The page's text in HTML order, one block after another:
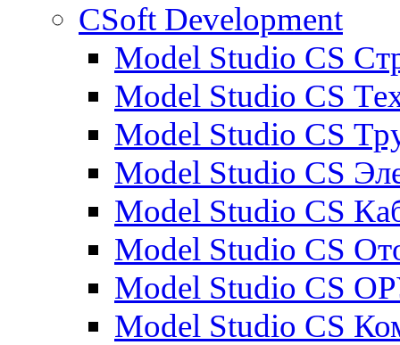
CSoft Development
Model Studio CS
Model Studio CS
Model Studio CS
Model Studio CS
Model Studio CS
Model Studio CS
Model Studio CS
Model Studio CS